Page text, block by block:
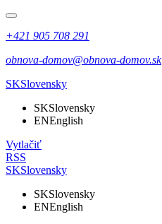
+421 905 708 291
obnova-domov@obnova-domov.sk
SKSlovensky
SKSlovensky
ENEnglish
Vytlačiť
RSS
SKSlovensky
SKSlovensky
ENEnglish